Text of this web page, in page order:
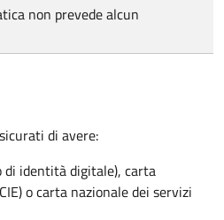
non prevede alcun
di avere:
di identità digitale), carta
o carta nazionale dei servizi